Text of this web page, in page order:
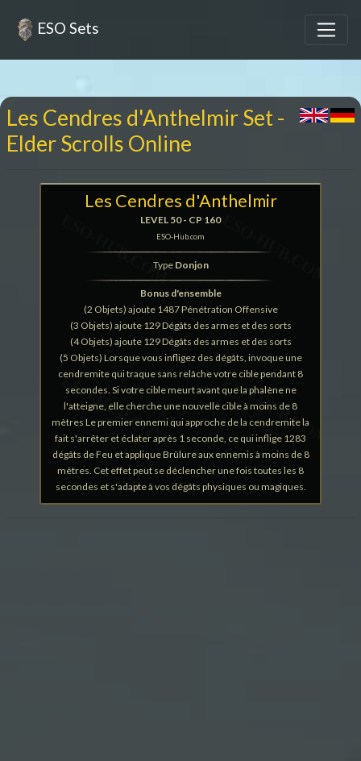
ESO Sets
Les Cendres d'Anthelmir Set -
Elder Scrolls Online
Les Cendres d'Anthelmir
LEVEL 50 - CP 160
ESO-Hub.com
Type Donjon
Bonus d'ensemble
(2 Objets) ajoute 1487 Pénétration Offensive
(3 Objets) ajoute 129 Dégâts des armes et des sorts
(4 Objets) ajoute 129 Dégâts des armes et des sorts
(5 Objets) Lorsque vous infligez des dégâts, invoque une
cendremite qui traque sans relâche votre cible pendant 8
secondes. Si votre cible meurt avant que la phalène ne
l'atteigne, elle cherche une nouvelle cible à moins de 8
mètres Le premier ennemi qui approche de la cendremite la
fait s'arrêter et éclater après 1 seconde, ce qui inflige 1283
dégâts de Feu et applique Brûlure aux ennemis à moins de 8
mètres. Cet effet peut se déclencher une fois toutes les 8
secondes et s'adapte à vos dégâts physiques ou magiques.